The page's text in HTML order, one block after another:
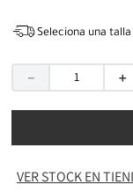
Seleciona una
＋
－
VER STOCK EN